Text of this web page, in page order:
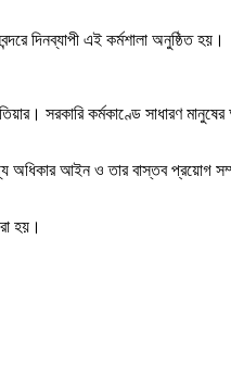
দিনব্যাপী এই কর্মশালা অনুষ্ঠিত হয়।
সরকারি কর্মকাণ্ডে সাধারণ
অধিকার আইন ও তার বাস্তব প্রয়োগ
হয়।